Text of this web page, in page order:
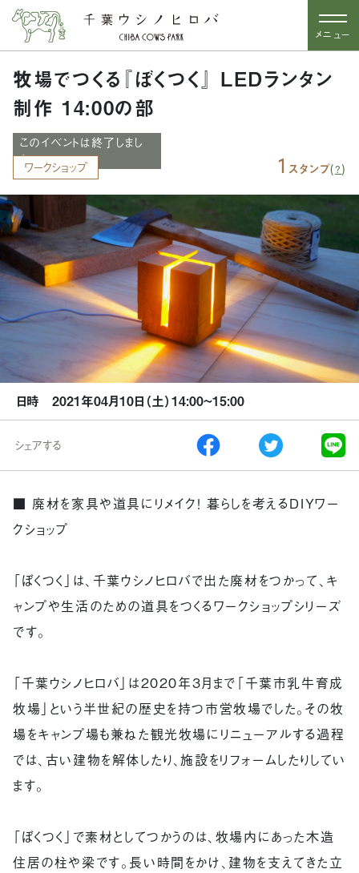
メニュー
牧場でつくる『ぼくつく』 LEDランタン
制作 14:00の部
このイベントは終了しまし
たワークショップ 1 スタンプ(?)
日時 2021年04月10日（土）14:00~15:00
シェアする
■ 廃材を家具や道具にリメイク！ 暮らしを考えるDIYワー
クショップ
「ぼくつく」は、千葉ウシノヒロバで出た廃材をつかって、キ
ャンプや生活のための道具をつくるワークショップシリーズ
です。
「千葉ウシノヒロバ」は2020年3月まで「千葉市乳牛育成
牧場」という半世紀の歴史を持つ市営牧場でした。その牧
場をキャンプ場も兼ねた観光牧場にリニューアルする過程
では、古い建物を解体したり、施設をリフォームしたりしてい
ます。
「ぼくつく」で素材としてつかうのは、牧場内にあった木造
住居の柱や梁です。長い時間をかけ、建物を支えてきた立